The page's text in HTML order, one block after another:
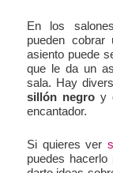
En los
pueden cobrar
asiento puede
que le da un
sala. Hay
sillón negro y
encantador.
Si quieres ver
puedes